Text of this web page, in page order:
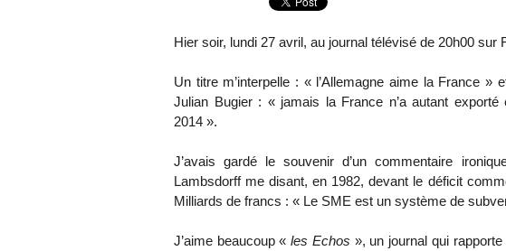
Hier soir, lundi 27 avril, au journal télévisé de 20h00 sur
Un titre m’interpelle : « l’Allemagne aime la France »
Julian Bugier : « jamais la France n’a autant exporté
2014 ».
J’avais gardé le souvenir d’un commentaire
Lambsdorff me disant, en 1982, devant le déficit
Milliards de francs : « Le SME est un système de
J’aime beaucoup «les Echos », un journal qui